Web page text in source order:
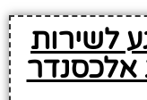
לשירות